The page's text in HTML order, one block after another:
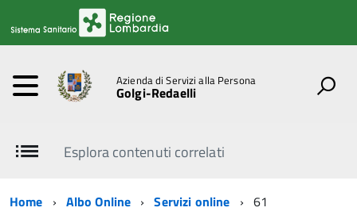
Azienda di Servizi alla Persona
Golgi-Redaelli
Esplora contenuti correlati
Home Albo Online Servizi online 61